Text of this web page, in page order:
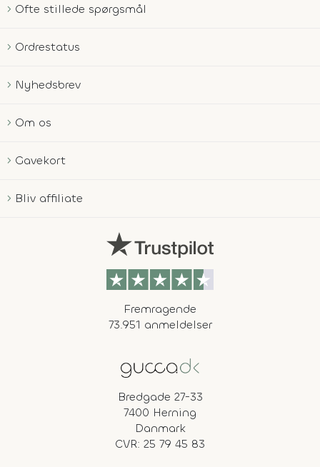
Ofte stillede spørgsmål
Ordrestatus
Nyhedsbrev
Om os
Gavekort
Bliv affiliate
Fremragende
73.951 anmeldelser
Bredgade 27-33
7400 Herning
Danmark
CVR: 25 79 45 83